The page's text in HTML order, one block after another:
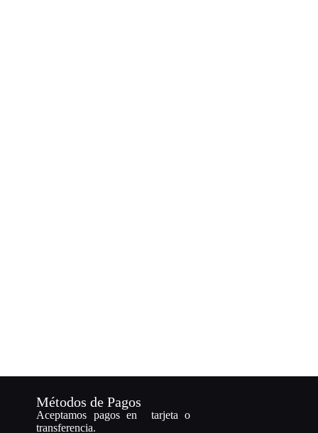
Métodos de Pagos
Aceptamos pagos en tarjeta o
transferencia.